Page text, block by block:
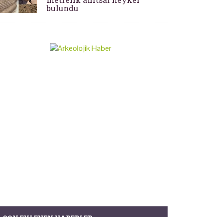
bulundu